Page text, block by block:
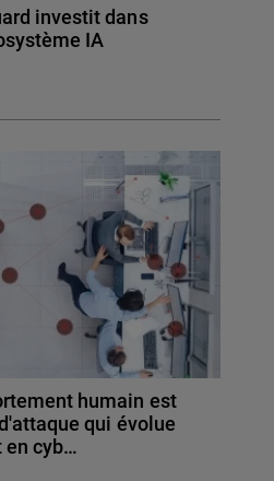
investit dans
IA
humain est
qui évolue
en cyb…